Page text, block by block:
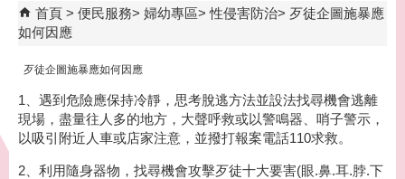
首頁 便民服務 婦幼專區 性侵害防治
歹徒企圖施暴應
如何因應
歹徒企圖施暴應如何因應
1、遇到危險應保持冷靜，思考脫逃方法並設法找尋機會逃離
現場，盡量往人多的地方，大聲呼救或以警鳴器、哨子警示，
以吸引附近人車或店家注意，並撥打報案電話110求救。
2、利用隨身器物，找尋機會攻擊歹徒十大要害(眼.鼻.耳.脖.下